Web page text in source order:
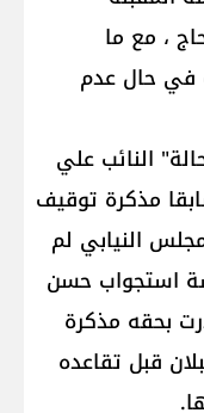
، مع ما
في حال عدم
النائب علي
مذكرة توقيف
النيابي لم
استجواب حسن
بحقه مذكرة
قبل تقاعده